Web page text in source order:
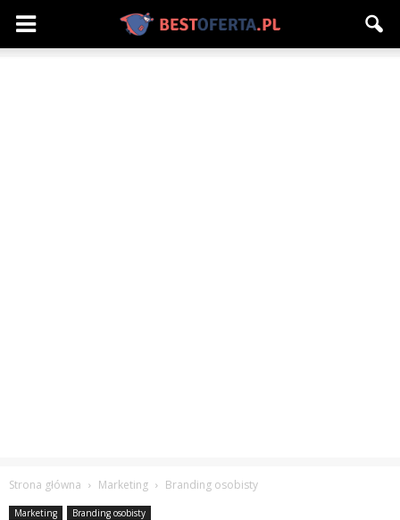
Strona główna Marketing Branding osobisty
Marketing Branding osobisty